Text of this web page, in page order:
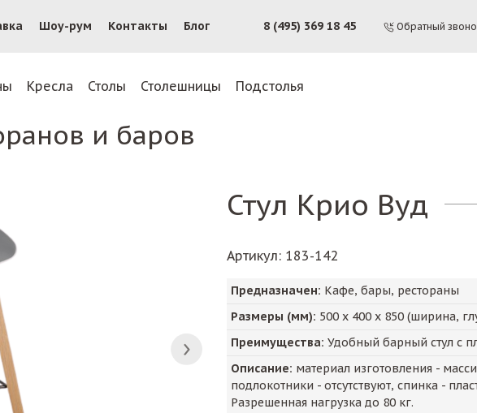
Шоу-рум Контакты Блог 8 (495) 369 18 45 Обратный
Кресла Столы Столешницы Подстолья
и баров
Стул Крио Вуд
Артикул: 183-142
Предназначен: Кафе, бары, рестораны
Размеры (мм): 500 х 400 х 850 (ширина,
Преимущества: Удобный барный стул с
Описание: материал изготовления -
подлокотники - отсутствуют, спинка -
Разрешенная нагрузка до 80 кг.